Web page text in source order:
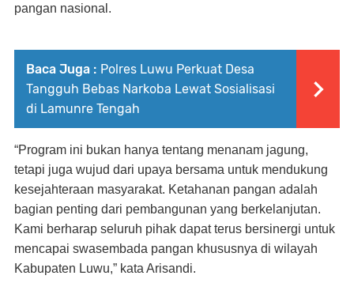
pangan nasional.
Baca Juga : Polres Luwu Perkuat Desa
Tangguh Bebas Narkoba Lewat Sosialisasi
di Lamunre Tengah
“Program ini bukan hanya tentang menanam jagung,
tetapi juga wujud dari upaya bersama untuk mendukung
kesejahteraan masyarakat. Ketahanan pangan adalah
bagian penting dari pembangunan yang berkelanjutan.
Kami berharap seluruh pihak dapat terus bersinergi untuk
mencapai swasembada pangan khususnya di wilayah
Kabupaten Luwu,” kata Arisandi.